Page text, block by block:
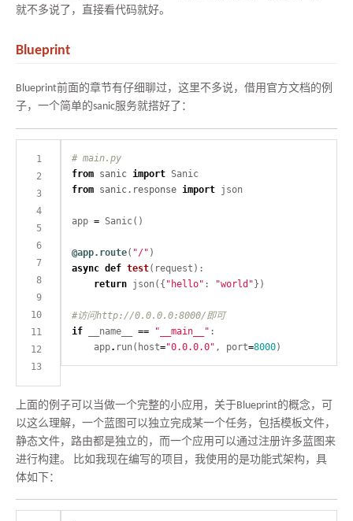
就不多说了，直接看代码就好。
Blueprint
Blueprint前面的章节有仔细聊过，这里不多说，借用官方文档的例
子，一个简单的sanic服务就搭好了：
3
4
5
6
7
8
9
10
13
# main.py
from sanic import
Sanic
from sanic.response import json
app =
@app.route( "/"
async def test
return json({ "hello" : "world"
#访问http://0.0.0.0:8000/即可
if __name__ == "__main__"
    app
. run(host="0.0.0.0" , port=8000
上面的例子可以当做一个完整的小应用，关于Blueprint的概念，可
以这么理解，一个蓝图可以独立完成某一个任务，包括模板文件，
静态文件，路由都是独立的，而一个应用可以通过注册许多蓝图来
进行构建。 比如我现在编写的项目，我使用的是功能式架构，具
体如下：